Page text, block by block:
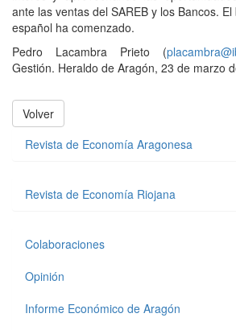
ante las ventas del SAREB y los Bancos.
español ha comenzado.
Pedro Lacambra Prieto (
Gestión. Heraldo de Aragón, 23 de marzo
Volver
Revista de Economía Aragonesa
Revista de Economía Riojana
Colaboraciones
Opinión
Informe Económico de Aragón